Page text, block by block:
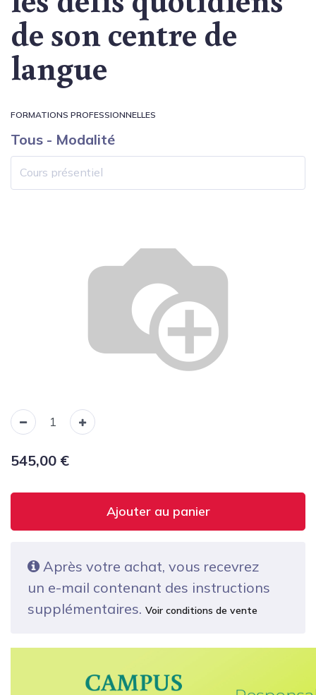
de son centre de
langue
FORMATIONS PROFESSIONNELLES
Tous - Modalité
545,00 €
Ajouter au panier
Après votre achat, vous recevrez
un e-mail contenant des instructions
supplémentaires. Voir conditions de vente